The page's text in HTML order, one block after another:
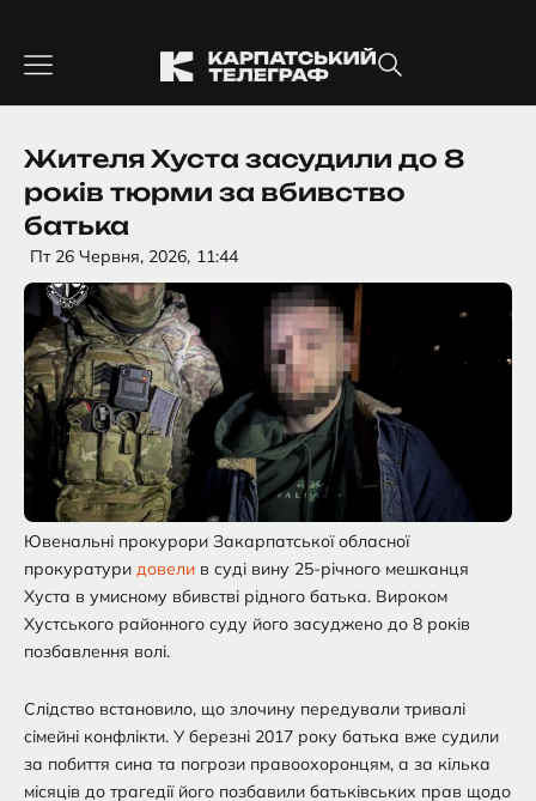
вмісту
Жителя Хуста засудили до 8
років тюрми за вбивство
батька
Пт 26 Червня, 2026, 11:44
Ювенальні прокурори Закарпатської обласної
прокуратури довели в суді вину 25-річного мешканця
Хуста в умисному вбивстві рідного батька. Вироком
Хустського районного суду його засуджено до 8 років
позбавлення волі.
Слідство встановило, що злочину передували тривалі
сімейні конфлікти. У березні 2017 року батька вже судили
за побиття сина та погрози правоохоронцям, а за кілька
місяців до трагедії його позбавили батьківських прав щодо